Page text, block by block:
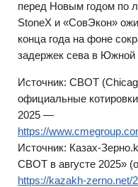
перед Новым годом по
StoneX и «СовЭкон»
конца года на фоне
задержек сева в Южной
Источник: CBOT
официальные
2025 —
https://
Источник: Казах-
CBOT в августе 2025»
https://kazakh-zerno.net/